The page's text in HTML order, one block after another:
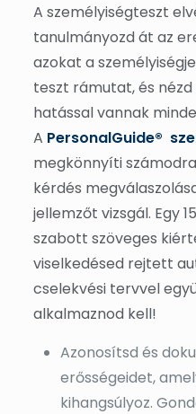
A személyiségteszt
tanulmányozd át az
azokat a
teszt rámutat, és
hatással vannak
A PersonalGuide®
megkönnyíti
kérdés
jellemzőt vizsgál. Egy
szabott szöveges
viselkedésed rejtett
cselekvési tervvel
alkalmaznod kell!
Azonosítsd és
erősségeidet,
kihangsúlyoz.